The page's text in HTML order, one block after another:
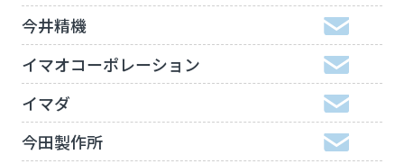
今井精機
イマオコーポレーション
イマダ
今田製作所